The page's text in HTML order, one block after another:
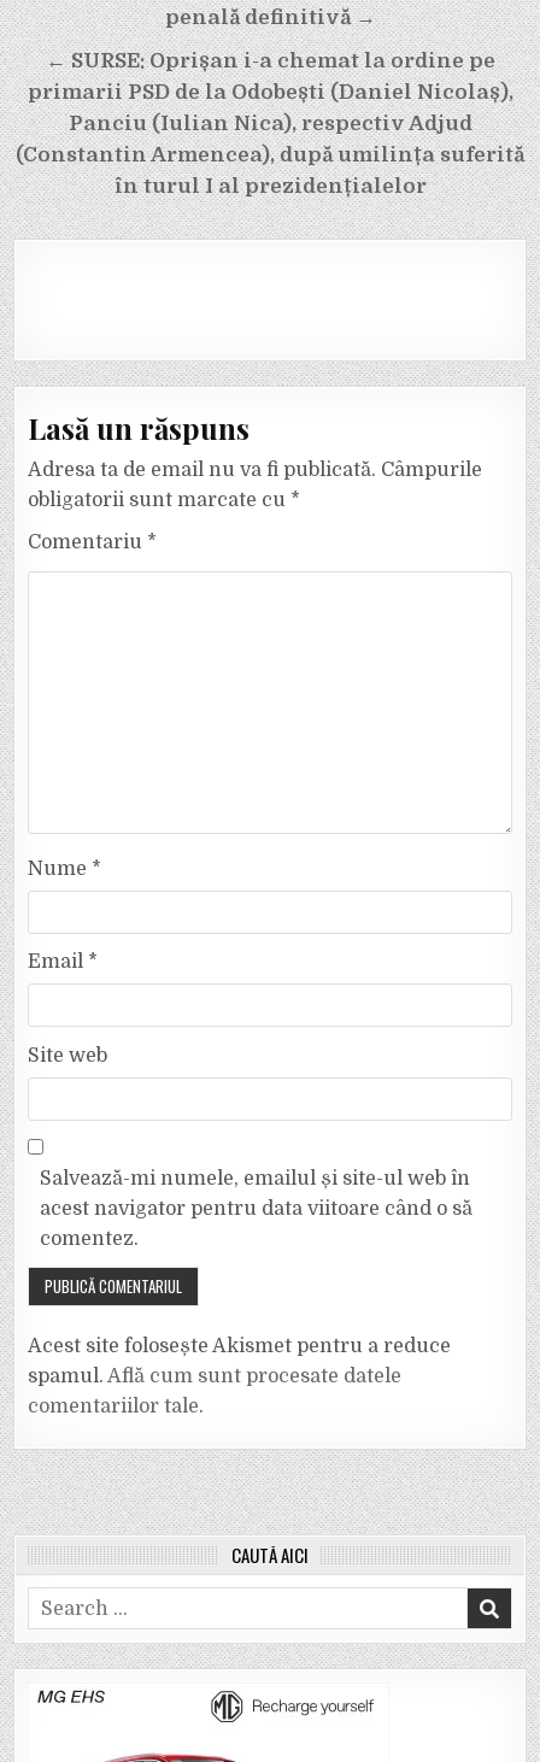
penală definitivă →
← SURSE: Oprișan i-a chemat la ordine pe
primarii PSD de la Odobești (Daniel Nicolaș),
Panciu (Iulian Nica), respectiv Adjud
(Constantin Armencea), după umilința suferită
în turul I al prezidențialelor
Lasă un răspuns
Adresa ta de email nu va fi publicată. Câmpurile
obligatorii sunt marcate cu *
Comentariu *
Nume *
Email *
Site web
Salvează-mi numele, emailul și site-ul web în
acest navigator pentru data viitoare când o să
comentez.
Acest site folosește Akismet pentru a reduce
spamul.Află cum sunt procesate datele
comentariilor tale.
CAUTĂ AICI
Search
for: